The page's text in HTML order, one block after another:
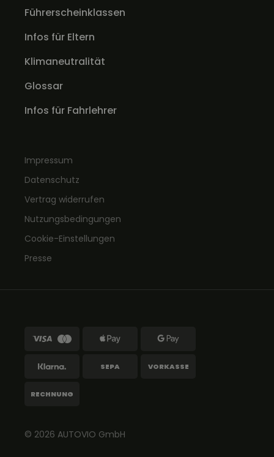
Führerscheinklassen
Infos für Eltern
Klimaneutralität
Glossar
Infos für Fahrlehrer
Impressum
Datenschutz
Vertrag widerrufen
Nutzungsbedingungen
Cookie-Einstellungen
Presse
© 2026 AUTOVIO GmbH
SEPA VORKASSE
RECHNUNG